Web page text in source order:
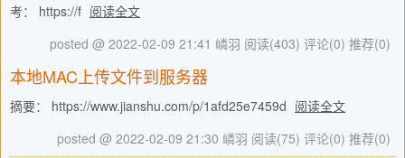
考： https://f 阅读全文
posted @ 2022-02-09 21:41 嶙羽 阅读(403) 评论(0) 推荐(0)
本地MAC上传文件到服务器
摘要： https://www.jianshu.com/p/1afd25e7459d 阅读全文
posted @ 2022-02-09 21:30 嶙羽 阅读(75) 评论(0) 推荐(0)